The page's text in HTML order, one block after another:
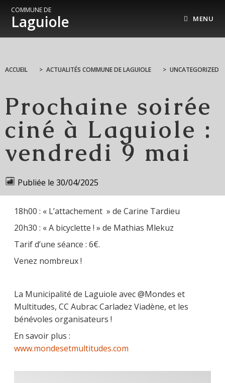
COMMUNE DE
Laguiole MENU
ACCUEIL > ACTUALITÉS COMMUNE DE LAGUIOLE > UNCATEGORIZED
Prochaine soirée
ciné à Laguiole :
vendredi 9 mai
Publiée le 30/04/2025
18h00 : « L’attachement » de Carine Tardieu
20h30 : « A bicyclette ! » de Mathias Mlekuz
Tarif d’une séance : 6€.
Venez nombreux !
La Municipalité de Laguiole avec @Mondes et
Multitudes, CC Aubrac Carladez Viadène, et les
bénévoles organisateurs !
En savoir plus :
www.mondesetmultitudes.com